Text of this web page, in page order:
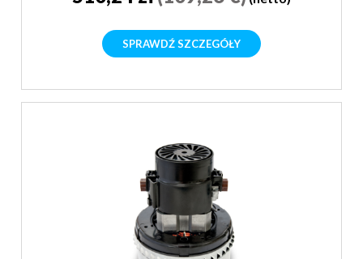
SPRAWDŹ SZCZEGÓŁY